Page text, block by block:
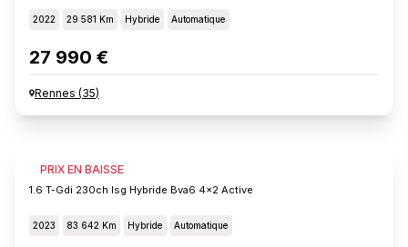
2022 29 581 Km Hybride Automatique
27 990 €
Rennes (35)
PRIX EN BAISSE
KIA SPORTAGE
1.6 T-Gdi 230ch Isg Hybride Bva6 4x2 Active
2023 83 642 Km Hybride Automatique